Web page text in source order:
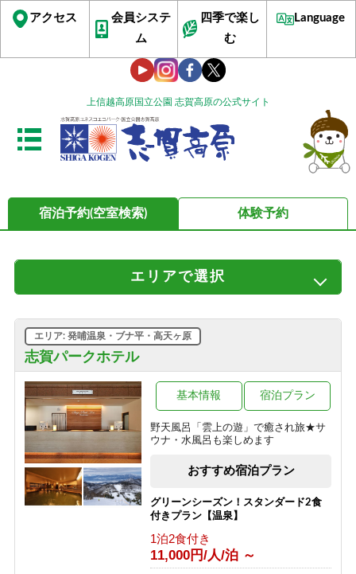
上信越高原国立公園 志賀高原の公式サイト
アクセス
会員システ
ム
四季で楽し
む
Language
宿泊予約(空室検索) 体験予約
エリアで選択
ビワ池・ジャイアント 発哺温泉・ブナ平・高天ヶ原
一の瀬
木戸池・平床 熊の湯・熊の湯ほたる温泉
横手山・渋峠
志賀パークホテル
エリア: 発哺温泉・ブナ平・高天ヶ原
野天風呂「雲上の遊」で癒され旅★サ
ウナ・水風呂も楽しめます
基本情報 宿泊プラン
おすすめ宿泊プラン
グリーンシーズン！スタンダード2食
付きプラン【温泉】
1泊2食付き
11,000円/人/泊 ～